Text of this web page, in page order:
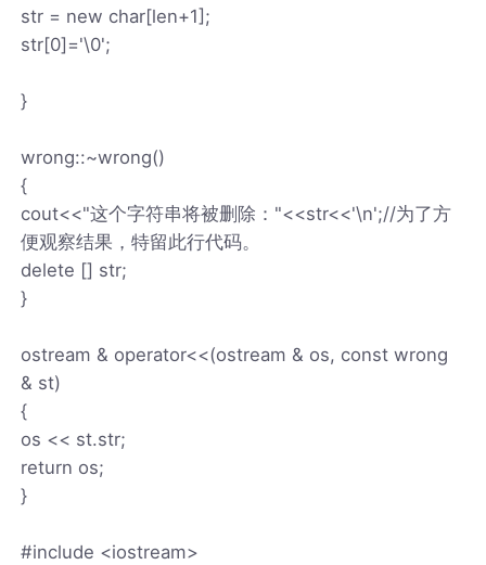
str = new char[len+1];
str[0]='\0';
}
wrong::~wrong()
{
cout<<"这个字符串将被删除："<<str<<'\n';//为了方
便观察结果，特留此行代码。
delete [] str;
}
ostream & operator<<(ostream & os, const wrong
& st)
{
os << st.str;
return os;
}
#include <iostream>